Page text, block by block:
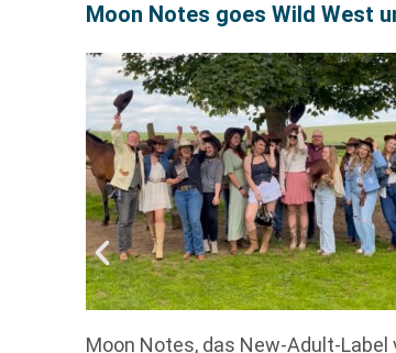
Moon Notes goes Wild West
Moon Notes, das New-Adult-Label